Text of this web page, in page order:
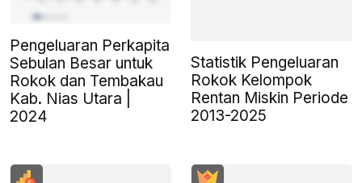
Pengeluaran Perkapita
Sebulan Besar untuk
Rokok dan Tembakau
Kab. Nias Utara |
2024
Statistik Pengeluaran
Rokok Kelompok
Rentan Miskin Periode
2013-2025